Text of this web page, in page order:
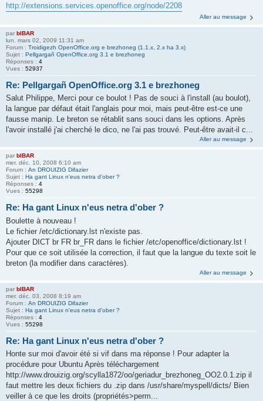
http://extensions.services.openoffice.org/node/2208
Aller au message
par bIBAR
lun. mars 02, 2009 11:31 am
Forum : Troidigezh OpenOffice.org e brezhoneg (1.1.x, 2.x ha 3.x)
Sujet : Pellgargañ OpenOffice.org 3.1 e brezhoneg
Réponses : 4
Vues : 52937
Re: Pellgargañ OpenOffice.org 3.1 e brezhoneg
Salut Philippe, Merci pour ce boulot ! Pas de souci à l'install (au boulot),
la langue par défaut était l'anglais pour moi, mais peut-être est-ce une
fausse manip. Le breton se rétablit sans souci dans les options. Après
l'avoir installé j'ai cherché le dico, ne l'ai pas trouvé. Peut-être avait-il c...
Aller au message
par bIBAR
mer. déc. 10, 2008 6:10 am
Forum : An DROUIZIG Difazier
Sujet : Ha gant Linux n'eus netra d'ober ?
Réponses : 4
Vues : 55298
Re: Ha gant Linux n'eus netra d'ober ?
Boulette à nouveau !
Le fichier /etc/dictionary.lst n'existe pas.
Ajouter DICT br FR br_FR dans le fichier /etc/openoffice/dictionary.lst !
Pour que ce soit utilisée la correction, il faut que la langue du texte soit le
breton (la modifier dans caractères).
Aller au message
par bIBAR
mer. déc. 03, 2008 8:19 am
Forum : An DROUIZIG Difazier
Sujet : Ha gant Linux n'eus netra d'ober ?
Réponses : 4
Vues : 55298
Re: Ha gant Linux n'eus netra d'ober ?
Honte sur moi d'avoir été si vif dans ma réponse ! Pour adapter la
procédure pour Ubuntu Après téléchargement
http://www.drouizig.org/scylla1872/oo/geriadur_brezhoneg_OO2.0.1.zip il
faut mettre les deux fichiers du .zip dans /usr/share/myspell/dicts/ Bien
veiller à ce que les droits (propriétés>perm...